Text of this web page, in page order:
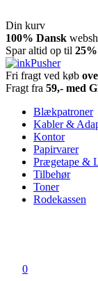
Din kurv
Spring
til
indhold
100% Dansk
Spar altid op til
inkPusher
Leverandør af
Fri fragt ved køb
Fragt fra 59,- med
Blækpatroner
Kabler &
Kontor
Papirvarer
Prægetape &
Tilbehør
Toner
Rodekassen
0